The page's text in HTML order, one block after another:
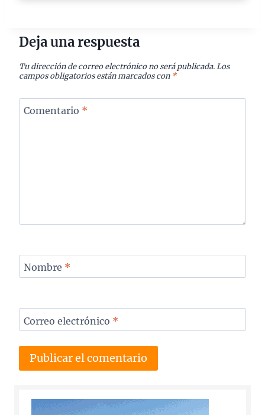
Deja una respuesta
Tu dirección de correo electrónico no será publicada. Los
campos obligatorios están marcados con *
Comentario *
Nombre *
Correo electrónico *